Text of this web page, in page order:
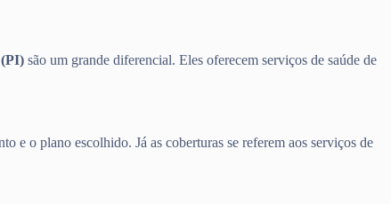
(PI) são um grande diferencial. Eles oferecem serviços de saúde de
e o plano escolhido. Já as coberturas se referem aos serviços de